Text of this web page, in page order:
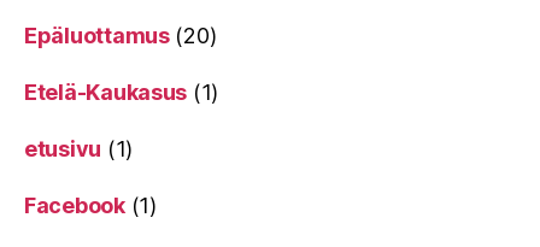
Epäluottamus(20)
Etelä-Kaukasus (1)
etusivu (1)
Facebook(1)